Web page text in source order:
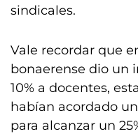
sindicales.
Vale recordar que
bonaerense dio un
10% a docentes,
habían acordado un
para alcanzar un